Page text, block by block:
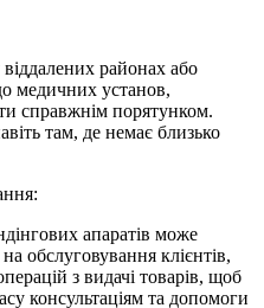
віддалених районах або
медичних установ,
справжнім порятунком.
там, де немає близько
апаратів може
обслуговування клієнтів,
з видачі товарів, щоб
консультаціям та допомоги